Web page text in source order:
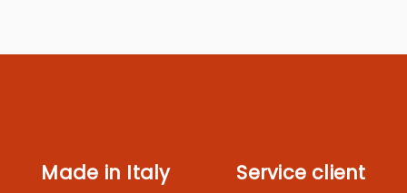
Made in Italy Service client